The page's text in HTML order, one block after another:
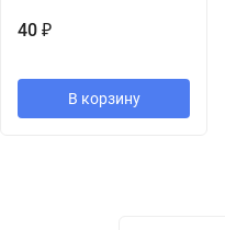
40 ₽
В корзину